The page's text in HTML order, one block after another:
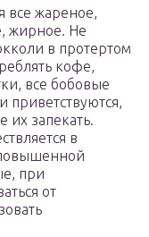
все жареное,
жирное. Не
в протертом
кофе,
все бобовые
их запекать.
в
при
от